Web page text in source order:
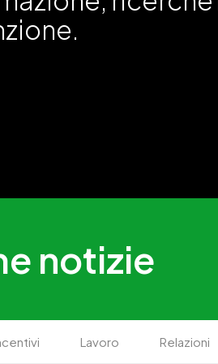
notizie
Lavoro Relazioni